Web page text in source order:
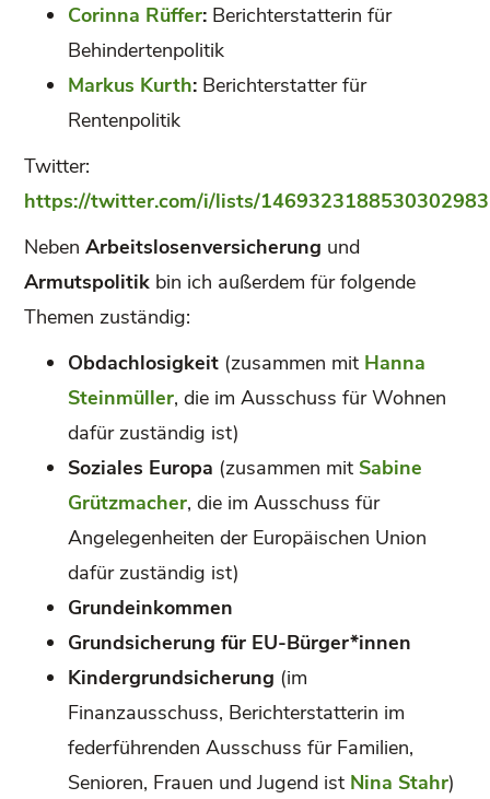
Corinna Rüffer: Berichterstatterin für
Behindertenpolitik
Markus Kurth: Berichterstatter für
Rentenpolitik
Twitter:
https://twitter.com/i/lists/1469323188530302983
NebenArbeitslosenversicherung und
Armutspolitik bin ich außerdem für folgende
Themen zuständig:
Obdachlosigkeit (zusammen mit Hanna
Steinmüller, die im Ausschuss für Wohnen
dafür zuständig ist)
Soziales Europa (zusammen mit Sabine
Grützmacher, die im Ausschuss für
Angelegenheiten der Europäischen Union
dafür zuständig ist)
Grundeinkommen
Grundsicherung für EU-Bürger*innen
Kindergrundsicherung (im
Finanzausschuss, Berichterstatterin im
federführenden Ausschuss für Familien,
Senioren, Frauen und Jugend ist Nina Stahr)